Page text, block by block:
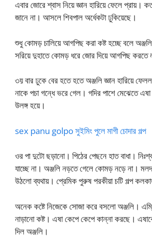
এবার জোরে শ্বাস নিয়ে জ্ঞান হারিয়ে ফেলে প্রায়।
জানে না। আসলে শিবপাল অর্ধেকটা ঢুকিয়েছে।
শুধু কোমড় চালিয়ে আগপিছ করা কষ্ট হচ্ছে বলে
সরিয়ে দুহাতে কোমড় ধরে জোর দিয়ে আগপিছ
৩য় বার ঢুকে বের হতে হতে অঞ্জলি জ্ঞান হারিয়ে
নাকে পচা গন্ধে ভরে গেল। গদির পাশে মেঝেতে
উলঙ্গ হয়ে।
sex panu golpo সুইমিং পুলে মাগী চোদার গল্প
ওর পা দুটো ছড়ানো। পিঠের পেছনে হাত বাধা।
যাচ্ছে না। অঞ্জলি নড়তে গেলে কোমড় নড়ে না।
উঠলো ব্যথায়। প্রেমিক পুরুষ পরকীয়া চটি গল্প
অনেক কষ্টে নিজেকে সোজা করে বসলো অঞ্জলি।
নাড়ানো কষ্ট। এষা কেপে কেপে কান্না করছে।
দিল অঞ্জলি।